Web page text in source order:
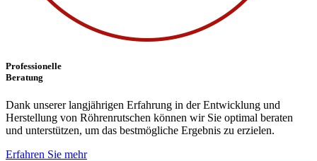
Professionelle
Beratung
Dank unserer langjährigen Erfahrung in der Entwicklung und
Herstellung von Röhrenrutschen können wir Sie optimal beraten
und unterstützen, um das bestmögliche Ergebnis zu erzielen.
Erfahren Sie mehr